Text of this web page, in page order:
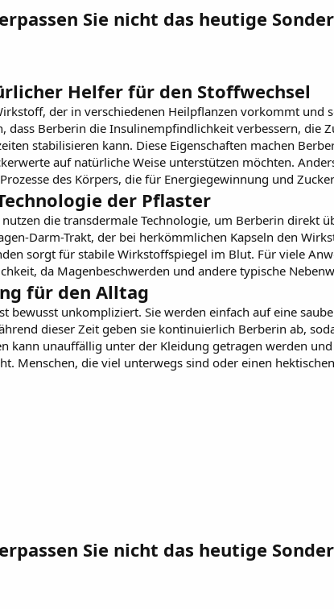
Sie nicht das heutige
Helfer für den Stoffwechsel
der in verschiedenen Heilpflanzen vorkommt und
dass Berberin die Insulinempfindlichkeit verbessern, die
stabilisieren kann. Diese Eigenschaften machen
auf natürliche Weise unterstützen möchten.
des Körpers, die für Energiegewinnung und
der Pflaster
nutzen die transdermale Technologie, um Berberin direkt
Darm-Trakt, der bei herkömmlichen Kapseln den
sorgt für stabile Wirkstoffspiegel im Blut. Für viele
da Magenbeschwerden und andere typische
für den Alltag
bewusst unkompliziert. Sie werden einfach auf eine
dieser Zeit geben sie kontinuierlich Berberin ab,
kann unauffällig unter der Kleidung getragen werden
Menschen, die viel unterwegs sind oder einen
Sie nicht das heutige